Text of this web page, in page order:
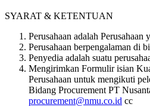
SYARAT & KETENTUAN
Perusahaan adalah
Perusahaan berpengalaman di
Penyedia adalah suatu
Mengirimkan Formulir isian
Perusahaan untuk mengikuti
Bidang Procurement PT
procurement@nmu.co.id cc